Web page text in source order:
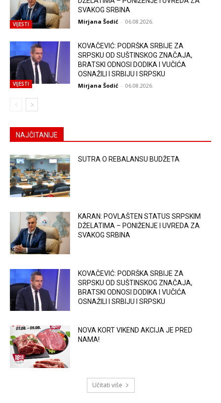
VIJESTI
SVAKOG SRBINA
Mirjana Šodić - 06.08.2026.
VIJESTI
KOVAČEVIĆ: PODRŠKA SRBIJE ZA
SRPSKU OD SUŠTINSKOG ZNAČAJA,
BRATSKI ODNOSI DODIKA I VUČIĆA
OSNAŽILI I SRBIJU I SRPSKU
Mirjana Šodić - 06.08.2026.
NAJČITANIJE
SUTRA O REBALANSU BUDŽETA
KARAN: POVLAŠTEN STATUS SRPSKIM
DŽELATIMA – PONIŽENJE I UVREDA ZA
SVAKOG SRBINA
KOVAČEVIĆ: PODRŠKA SRBIJE ZA
SRPSKU OD SUŠTINSKOG ZNAČAJA,
BRATSKI ODNOSI DODIKA I VUČIĆA
OSNAŽILI I SRBIJU I SRPSKU
NOVA KORT VIKEND AKCIJA JE PRED
NAMA!
Učitati više